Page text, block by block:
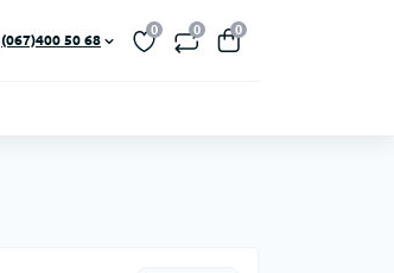
(067)400 50 68
0 0 0